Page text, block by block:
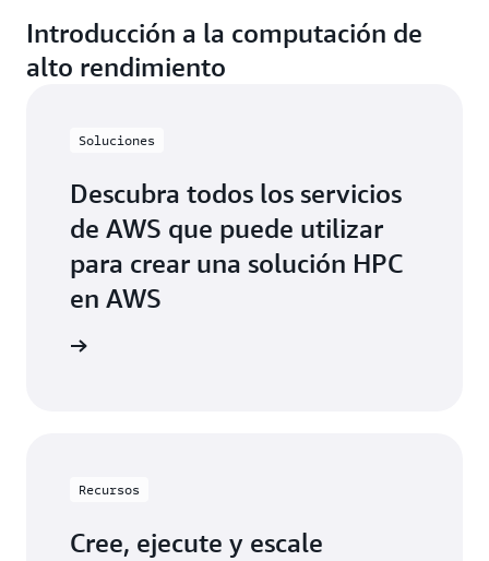
Introducción a la computación de
alto rendimiento
Soluciones
Descubra todos los servicios
de AWS que puede utilizar
para crear una solución HPC
en AWS
Recursos
Cree, ejecute y escale